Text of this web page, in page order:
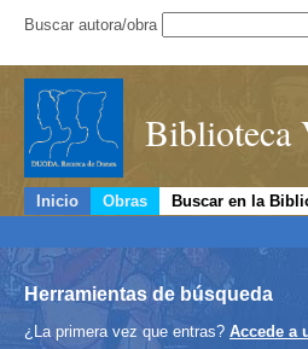
Buscar autora/obra
Biblioteca
Inicio Obras Buscar en la
Herramientas de búsqueda
¿La primera vez que entras? Accede a